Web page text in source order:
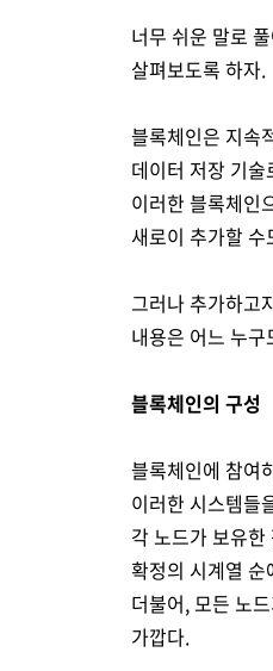
너무 쉬운 말로
살펴보도록 하자.
블록체인은 지속
데이터 저장 기
이러한 블록체인
새로이 추가할 수
그러나 추가하고
내용은 어느 누
블록체인의 구성
블록체인에 참여
이러한 시스템들
각 노드가 보유
확정의 시계열
더불어, 모든 노
가깝다.